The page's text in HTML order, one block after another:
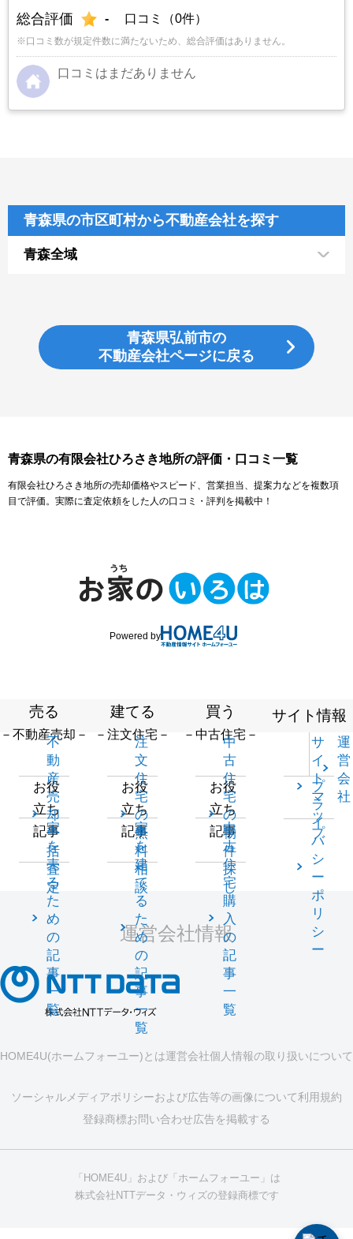
総合評価 - 口コミ（0件）
※口コミ数が規定件数に満たないため、総合評価はありません。
口コミはまだありません
青森県の市区町村から不動産会社を探す
青森全域
青森県弘前市の
不動産会社ページに戻る
青森県の有限会社ひろさき地所の評価・口コミ一覧
有限会社ひろさき地所の売却価格やスピード、営業担当、提案力などを複数項
目で評価。実際に査定依頼をした人の口コミ・評判を掲載中！
Powered by
売る
－不動産売却－
不
動
産
売
却
一
括
査
定
お役
立ち
記事
家
を
売
る
た
め
の
記
事
一
覧
建てる
－注文住宅－
注
文
住
宅
の
無
料
相
談
お役
立ち
記事
家
を
建
て
る
た
め
の
記
事
一
覧
買う
－中古住宅－
中
古
住
宅
の
物
件
探
し
お役
立ち
記事
中
古
住
宅
購
入
の
記
事
一
覧
サイト情報
サ
イ
ト
マ
ッ
プ
運
営
会
社
プ
ラ
イ
バ
シ
ー
ポ
リ
シ
ー
運営会社情報
HOME4U(ホームフォーユー)とは運営会社個人情報の取り扱いについて
ソーシャルメディアポリシーおよび広告等の画像について利用規約
登録商標お問い合わせ広告を掲載する
「HOME4U」および「ホームフォーユー」は
株式会社NTTデータ・ウィズの登録商標です